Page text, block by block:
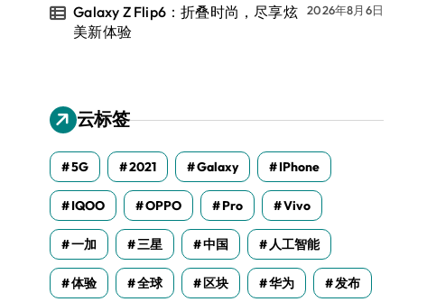
Galaxy Z Flip6：折叠时尚，尽享炫
美新体验
2026年8月6日
云标签
5G 2021 Galaxy IPhone
IQOO OPPO Pro Vivo
一加 三星 中国 人工智能
体验 全球 区块 华为 发布